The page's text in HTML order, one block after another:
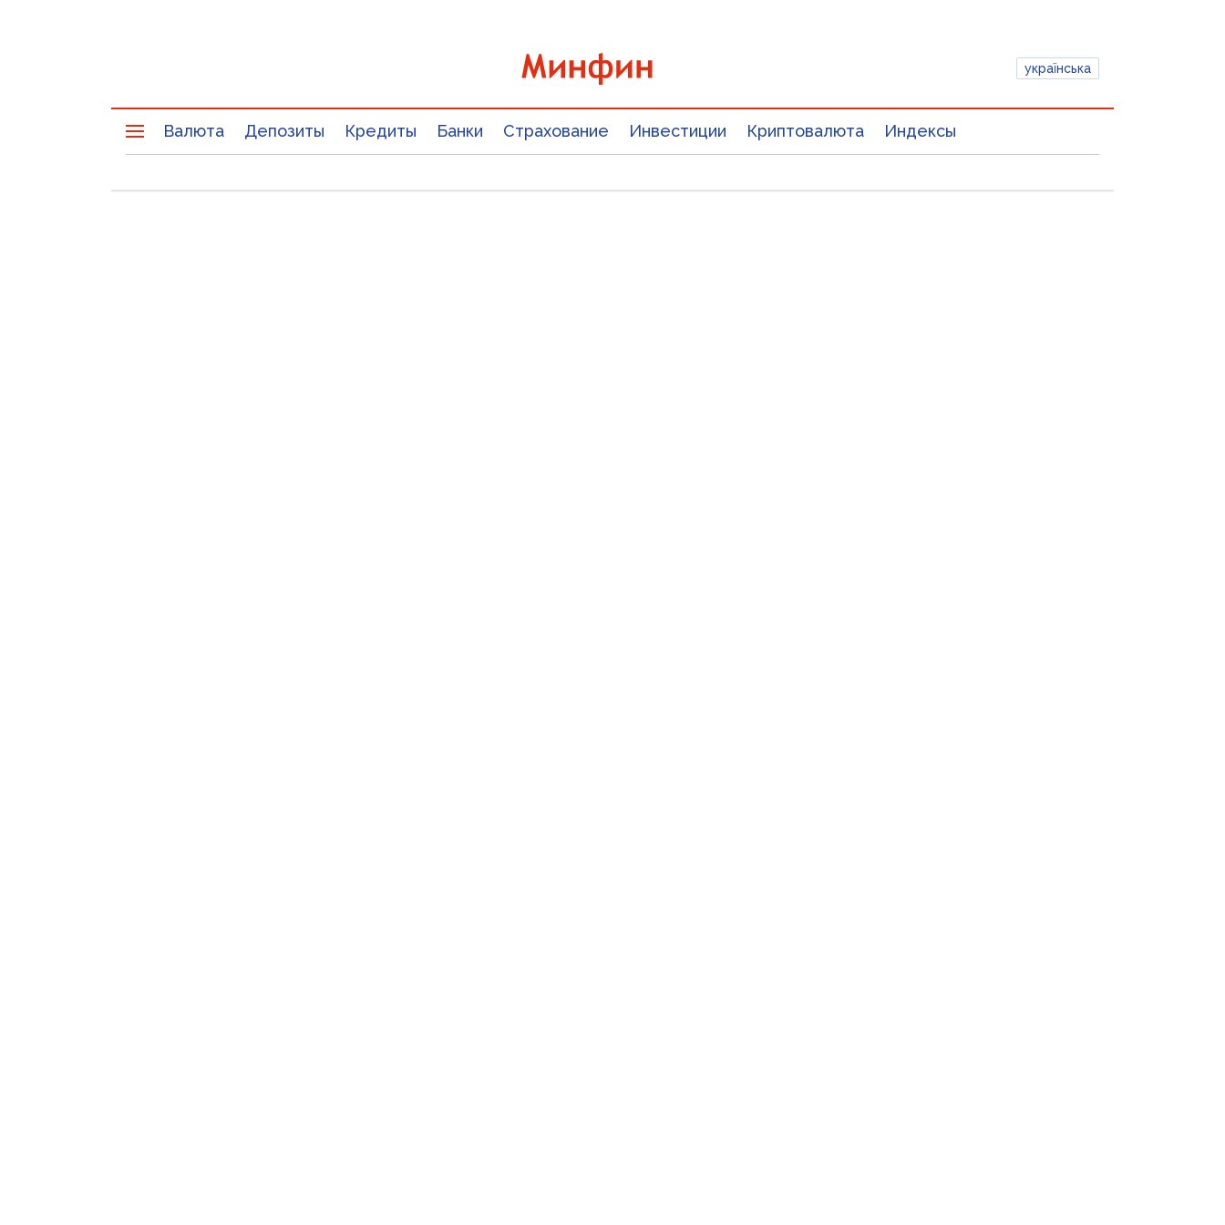
українська
Валюта Депозиты Кредиты Банки Страхование Инвестиции Криптовалюта Индексы